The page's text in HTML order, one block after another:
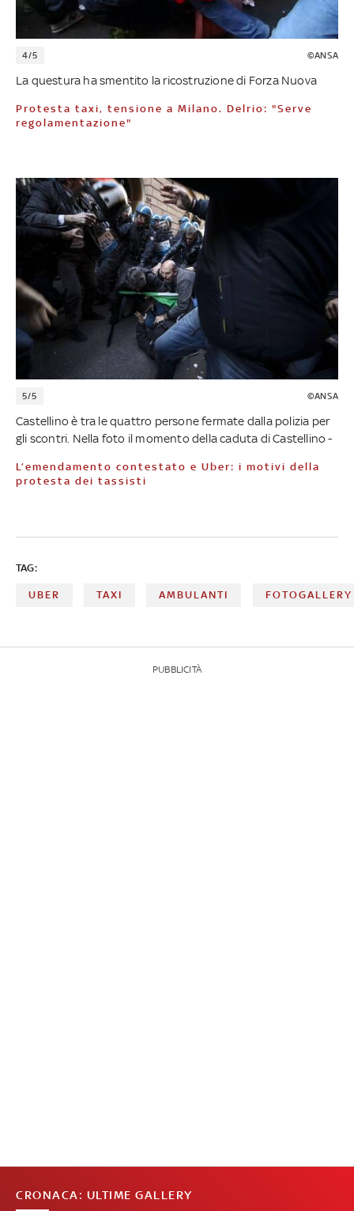
4/5 ©ANSA
La questura ha smentito la ricostruzione di Forza Nuova
Protesta taxi, tensione a Milano. Delrio: "Serve
regolamentazione"
5/5 ©ANSA
Castellino è tra le quattro persone fermate dalla polizia per
gli scontri. Nella foto il momento della caduta di Castellino -
L’emendamento contestato e Uber: i motivi della
protesta dei tassisti
TAG:
UBER TAXI AMBULANTI FOTOGALLERY
PUBBLICITÀ
CRONACA: ULTIME GALLERY